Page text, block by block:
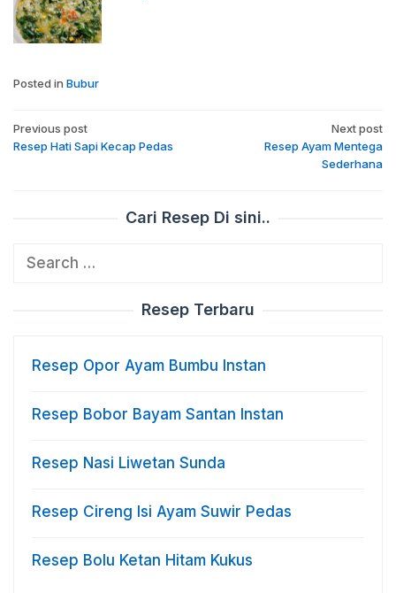
Posted in Bubur
Post
navigation
Previous post
Resep Hati Sapi Kecap Pedas
Next post
Resep Ayam Mentega
Sederhana
Cari Resep Di sini..
Search
Resep Terbaru
Resep Opor Ayam Bumbu Instan
Resep Bobor Bayam Santan Instan
Resep Nasi Liwetan Sunda
Resep Cireng Isi Ayam Suwir Pedas
Resep Bolu Ketan Hitam Kukus